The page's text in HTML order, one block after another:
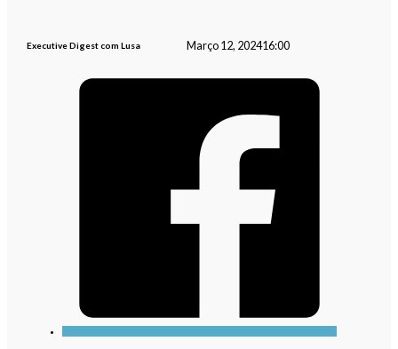
Executive Digest com Lusa Março 12, 202416:00